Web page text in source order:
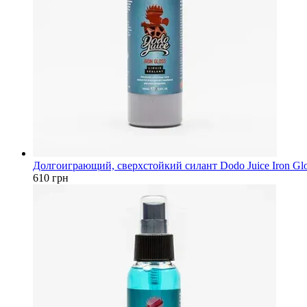
Долгоиграющий, сверхстойкий силант Dodo Juice Iron
610 грн